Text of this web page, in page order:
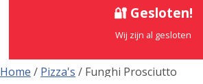
🔐 Gesloten!
Wij zijn al gesloten
Home / Pizza's / Funghi Prosciutto